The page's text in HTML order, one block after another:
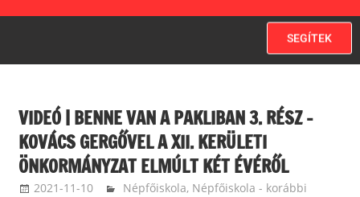
SEGÍTEK
VIDEÓ | BENNE VAN A PAKLIBAN 3. RÉSZ –
KOVÁCS GERGŐVEL A XII. KERÜLETI
ÖNKORMÁNYZAT ELMÚLT KÉT ÉVÉRŐL
2021-11-10 langdavid
Népfőiskola, Népfőiskola - korábbi